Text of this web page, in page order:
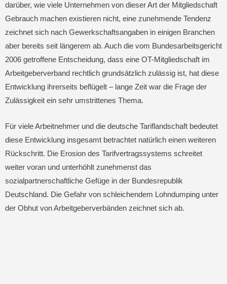
darüber, wie viele Unternehmen von dieser Art der Mitgliedschaft
Gebrauch machen existieren nicht, eine zunehmende Tendenz
zeichnet sich nach Gewerkschaftsangaben in einigen Branchen
aber bereits seit längerem ab. Auch die vom Bundesarbeitsgericht
2006 getroffene Entscheidung, dass eine OT-Mitgliedschaft im
Arbeitgeberverband rechtlich grundsätzlich zulässig ist, hat diese
Entwicklung ihrerseits beflügelt – lange Zeit war die Frage der
Zulässigkeit ein sehr umstrittenes Thema.
Für viele Arbeitnehmer und die deutsche Tariflandschaft bedeutet
diese Entwicklung insgesamt betrachtet natürlich einen weiteren
Rückschritt. Die Erosion des Tarifvertragssystems schreitet
weiter voran und unterhöhlt zunehmenst das
sozialpartnerschaftliche Gefüge in der Bundesrepublik
Deutschland. Die Gefahr von schleichendem Lohndumping unter
der Obhut von Arbeitgeberverbänden zeichnet sich ab.